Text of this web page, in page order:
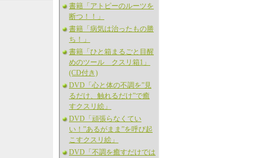
書籍「アトピーのルーツを
断つ！！」
書籍「病気は治ったもの勝
ち！」
書籍「ひと箱まるごと目醒
めのツール クスリ箱1」
(CD付き)
DVD「心と体の不調を”見
るだけ、触れるだけ”で癒
すクスリ絵」
DVD「頑張らなくてい
い！”あるがまま”を呼び起
こすクスリ絵」
DVD「不調を癒すだけでは